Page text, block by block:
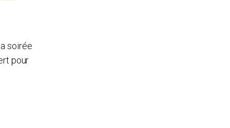
soirée
pour